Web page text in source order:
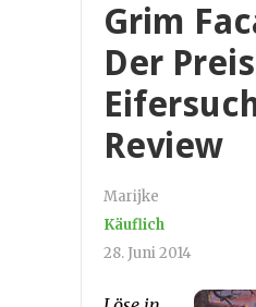
Grim
Der
Review
Marijke
Käuflich
28. Juni 2014